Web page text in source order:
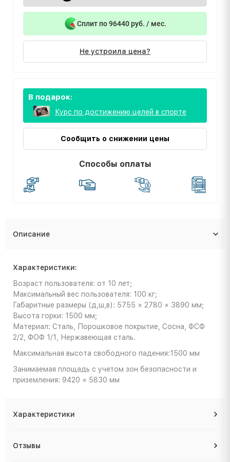
Сплит по 96440 руб. / мес.
Не устроила цена?
В подарок:
Курс по достижению целей в спорте
Сообщить о снижении цены
Способы оплаты
Описание
Характеристики:
Возраст пользователя: от 10 лет;
Максимальный вес пользователя: 100 кг;
Габаритные размеры (д,ш,в): 5755 × 2780 × 3890 мм;
Высота горки: 1500 мм;
Материал: Сталь, Порошковое покрытие, Сосна, ФСФ
2/2, ФОФ 1/1, Нержавеющая сталь.
Максимальная высота свободного падения:1500 мм
Занимаемая площадь с учетом зон безопасности и
приземления: 9420 × 5830 мм
Характеристики
Отзывы